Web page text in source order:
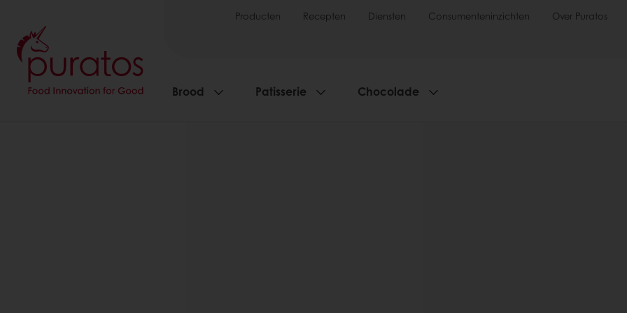
Producten Recepten Diensten Consumenteninzichten Over Puratos
Brood Patisserie Chocolade